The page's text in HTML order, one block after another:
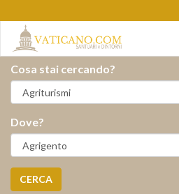
Cosa stai cercando?
Dove?
CERCA